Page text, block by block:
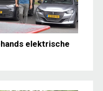
elektrische